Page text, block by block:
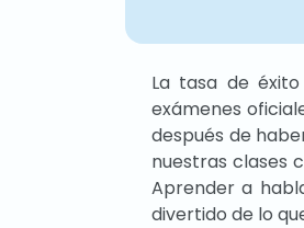
La tasa de
exámenes
después de
nuestras clases
Aprender a
divertido de lo